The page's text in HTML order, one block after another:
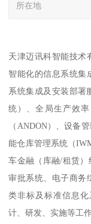
所在地
天津迈讯科智能技术
智能化的信息系统集
系统集成及安装部署
统）、全局生产效
（ANDON）、设备
能仓库管理系统（
车金融（库融/租赁
审批系统、电子商务
类非标及标准信息
计、研发、实施等工